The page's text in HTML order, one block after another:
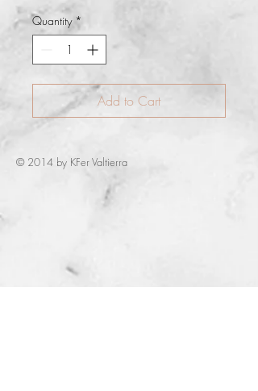
Quantity *
Add to Cart
© 2014 by KFer Valtierra